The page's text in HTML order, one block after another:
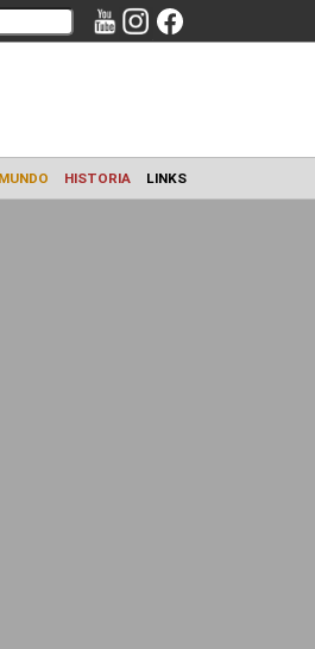
MONTAÑAS DEL MUNDO HISTORIA